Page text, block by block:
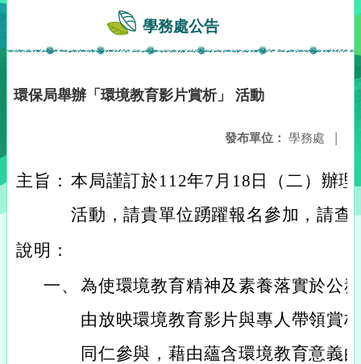
學務處公告
環保局舉辦「環境教育影片賞析」 活動
發布單位： 學務處 |
主旨： 本局謹訂於112年7月18日（二）辦
活動，請貴單位踴躍報名參加，請查
說明：
一、 為使環境教育精神及素養落實於公
由放映環境教育影片與專人帶領賞
同仁參與，藉由蘊含環境教育意義